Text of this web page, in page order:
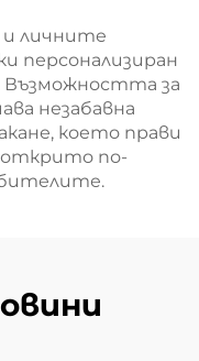
и личните
персонализиран
Възможността за
незабавна
което прави
по-